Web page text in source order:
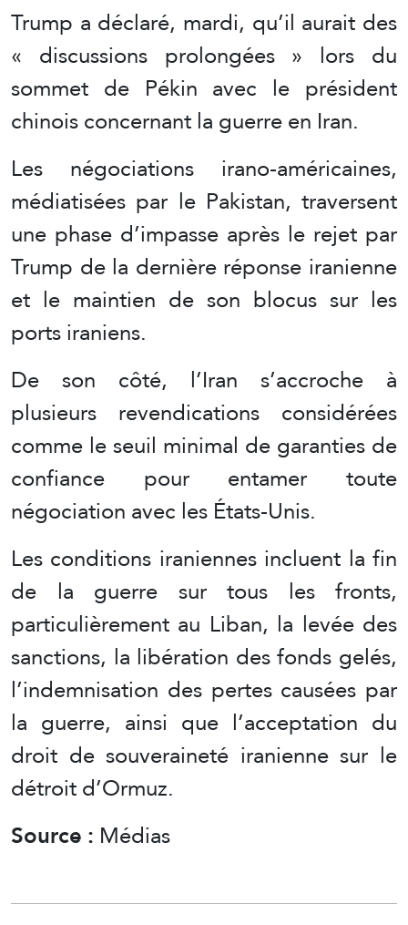
Trump a déclaré, mardi, qu’il aurait des
« discussions prolongées » lors du
sommet de Pékin avec le président
chinois concernant la guerre en Iran.
Les négociations irano-américaines,
médiatisées par le Pakistan, traversent
une phase d’impasse après le rejet par
Trump de la dernière réponse iranienne
et le maintien de son blocus sur les
ports iraniens.
De son côté, l’Iran s’accroche à
plusieurs revendications considérées
comme le seuil minimal de garanties de
confiance pour entamer toute
négociation avec les États-Unis.
Les conditions iraniennes incluent la fin
de la guerre sur tous les fronts,
particulièrement au Liban, la levée des
sanctions, la libération des fonds gelés,
l’indemnisation des pertes causées par
la guerre, ainsi que l’acceptation du
droit de souveraineté iranienne sur le
détroit d’Ormuz.
Source : Médias